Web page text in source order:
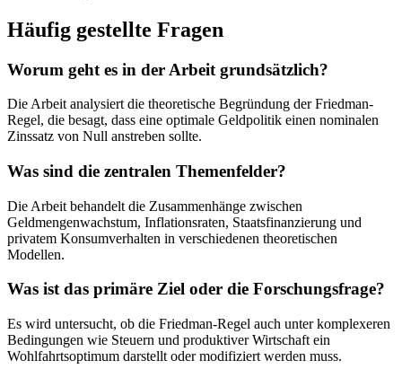
Häufig gestellte Fragen
Worum geht es in der Arbeit grundsätzlich?
Die Arbeit analysiert die theoretische Begründung der Friedman-
Regel, die besagt, dass eine optimale Geldpolitik einen nominalen
Zinssatz von Null anstreben sollte.
Was sind die zentralen Themenfelder?
Die Arbeit behandelt die Zusammenhänge zwischen
Geldmengenwachstum, Inflationsraten, Staatsfinanzierung und
privatem Konsumverhalten in verschiedenen theoretischen
Modellen.
Was ist das primäre Ziel oder die Forschungsfrage?
Es wird untersucht, ob die Friedman-Regel auch unter komplexeren
Bedingungen wie Steuern und produktiver Wirtschaft ein
Wohlfahrtsoptimum darstellt oder modifiziert werden muss.